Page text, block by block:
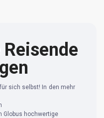
sich selbst! In den mehr
Globus hochwertige